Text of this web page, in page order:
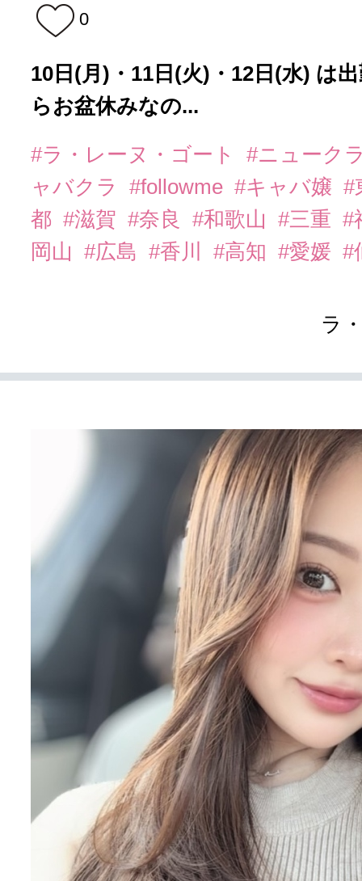
0
10日(月)・11日(火)・12日(水) は
らお盆休みなの...
#ラ・レーヌ・ゴート
#ニューク
ャバクラ
#followme #キャバ嬢 #
都 #滋賀 #奈良 #和歌山 #三重 #
岡山
#広島 #香川 #高知 #愛媛 #
ラ